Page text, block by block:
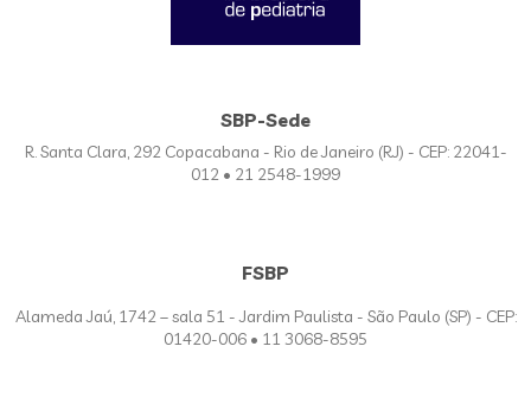
SBP-Sede
R. Santa Clara, 292 Copacabana - Rio de Janeiro (RJ) - CEP: 22041-
012 • 21 2548-1999
FSBP
Alameda Jaú, 1742 – sala 51 - Jardim Paulista - São Paulo (SP) - CEP:
01420-006 • 11 3068-8595